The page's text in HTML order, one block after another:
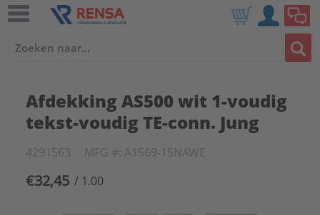
Afdekking AS500 wit 1-voudig
tekst-voudig TE-conn. Jung
4291563 MFG #: A1569-15NAWE
€32,45 / 1.00